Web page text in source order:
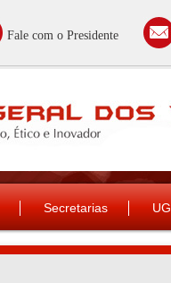
Fale com o Presidente
Secretarias